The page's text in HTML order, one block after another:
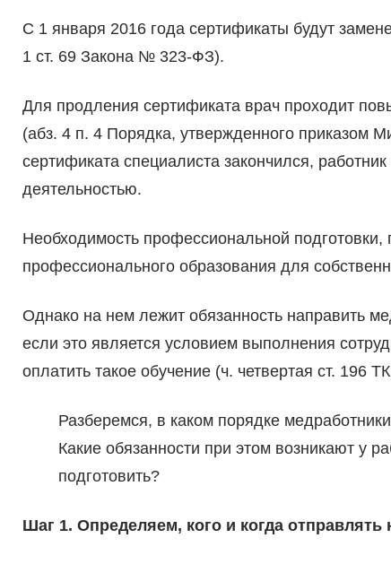
С 1 января 2016 года сертификаты будут
1 ст. 69 Закона № 323-ФЗ).
Для продления сертификата врач проходит
(абз. 4 п. 4 Порядка, утвержденного приказом
сертификата специалиста закончился,
деятельностью.
Необходимость профессиональной подготовки,
профессионального образования для
Однако на нем лежит обязанность направить
если это является условием выполнения
оплатить такое обучение (ч. четвертая ст.
Разберемся, в каком порядке
Какие обязанности при этом возникают у
подготовить?
Шаг 1. Определяем, кого и когда отправлять